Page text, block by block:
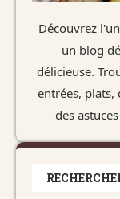
Découvrez
un blog
délicieuse.
entrées, plats,
des